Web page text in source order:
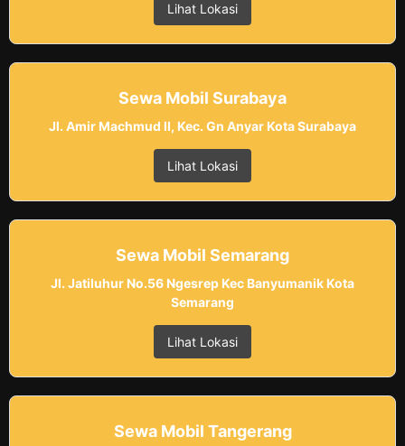
Lihat Lokasi
Sewa Mobil Surabaya
Jl. Amir Machmud II, Kec. Gn Anyar Kota Surabaya
Lihat Lokasi
Sewa Mobil Semarang
Jl. Jatiluhur No.56 Ngesrep Kec Banyumanik Kota
Semarang
Lihat Lokasi
Sewa Mobil Tangerang